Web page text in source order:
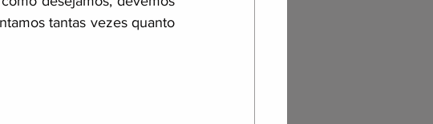
tantas vezes quanto